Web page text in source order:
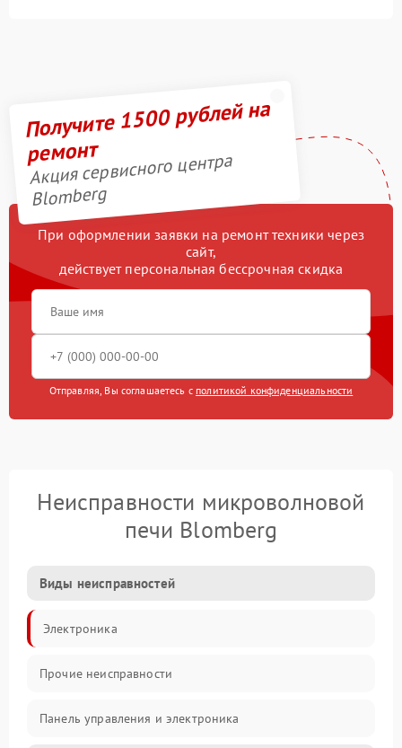
Получите 1500 рублей на
ремонт
Акция сервисного центра
Blomberg
При оформлении заявки на ремонт техники через
сайт,
действует персональная бессрочная скидка
Отправляя, Вы соглашаетесь с политикой конфиденциальности
Неисправности микроволновой
печи Blomberg
Виды неисправностей
Электроника
Прочие неисправности
Панель управления и электроника